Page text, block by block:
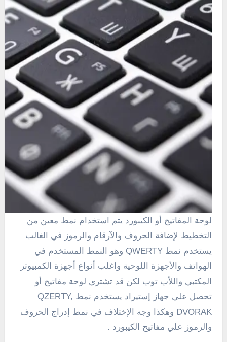
لوحة المفاتيح أو الكيبورد يتم استخدام نمط معين من
التخطيط لإضافة الحروف والآرقام والرموز في الغالب
يستخدم نمط QWERTY وهو النمط المستخدم في
الهواتف والأجهزة اللوحية واغلب أنواع أجهزة الكمبيوتر
المكتبي واللأب توب لكن قد تشتري لوحة مفاتيح أو
تحصل علي جهاز إستيراد يستخدم نمط QZERTY,
DVORAK وهكذا وجه الإختلاف في نمط إدراج الحروف
والرموز علي مفاتيح الكيبورد .